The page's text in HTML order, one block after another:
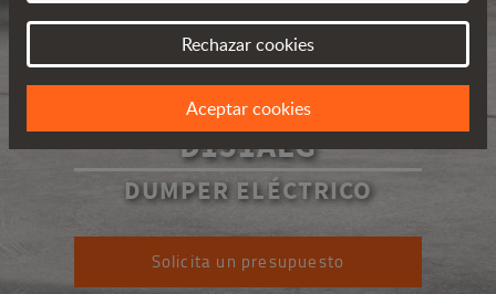
D151AEG
DUMPER ELÉCTRICO
Solicita un presupuesto
Rechazar cookies
Aceptar cookies